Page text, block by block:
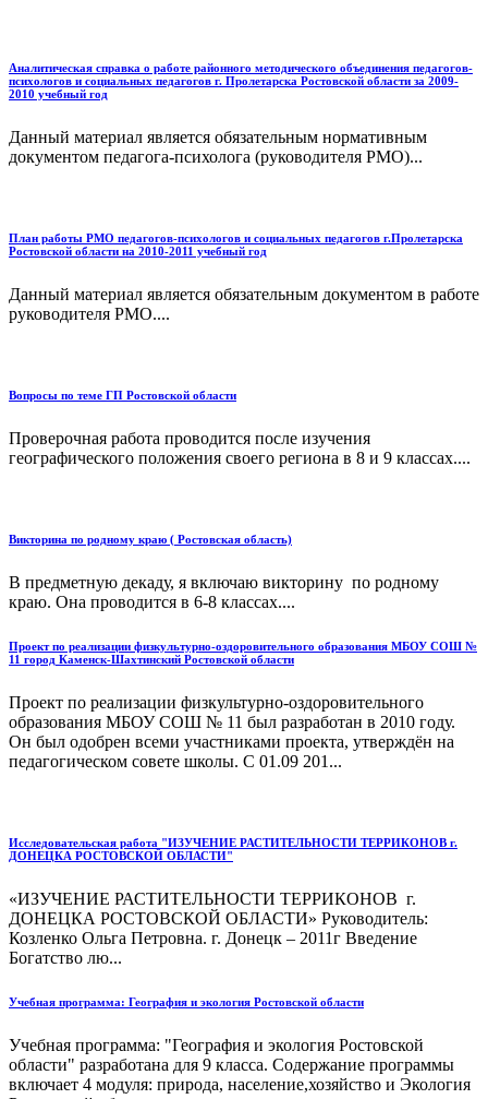
Аналитическая справка о работе районного методического объединения педагогов-
психологов и социальных педагогов г. Пролетарска Ростовской области за 2009-
2010 учебный год
Данный материал является обязательным нормативным
документом педагога-психолога (руководителя РМО)...
План работы РМО педагогов-психологов и социальных педагогов г.Пролетарска
Ростовской области на 2010-2011 учебный год
Данный материал является обязательным документом в работе
руководителя РМО....
Вопросы по теме ГП Ростовской области
Проверочная работа проводится после изучения
географического положения своего региона в 8 и 9 классах....
Викторина по родному краю ( Ростовская область)
В предметную декаду, я включаю викторину по родному
краю. Она проводится в 6-8 классах....
Проект по реализации физкультурно-оздоровительного образования МБОУ СОШ №
11 город Каменск-Шахтинский Ростовской области
Проект по реализации физкультурно-оздоровительного
образования МБОУ СОШ № 11 был разработан в 2010 году.
Он был одобрен всеми участниками проекта, утверждён на
педагогическом совете школы. С 01.09 201...
Исследовательская работа "ИЗУЧЕНИЕ РАСТИТЕЛЬНОСТИ ТЕРРИКОНОВ г.
ДОНЕЦКА РОСТОВСКОЙ ОБЛАСТИ"
«ИЗУЧЕНИЕ РАСТИТЕЛЬНОСТИ ТЕРРИКОНОВ г.
ДОНЕЦКА РОСТОВСКОЙ ОБЛАСТИ» Руководитель:
Козленко Ольга Петровна. г. Донецк – 2011г Введение
Богатство лю...
Учебная программа: География и экология Ростовской области
Учебная программа: "География и экология Ростовской
области" разработана для 9 класса. Содержание программы
включает 4 модуля: природа, население,хозяйство и Экология